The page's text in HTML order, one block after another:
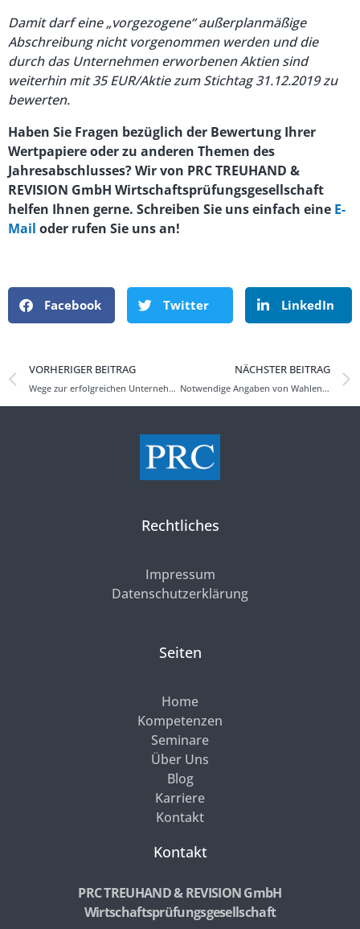
Damit darf eine „vorgezogene“ außerplanmäßige
Abschreibung nicht vorgenommen werden und die
durch das Unternehmen erworbenen Aktien sind
weiterhin mit 35 EUR/Aktie zum Stichtag 31.12.2019 zu
bewerten.
Haben Sie Fragen bezüglich der Bewertung Ihrer
Wertpapiere oder zu anderen Themen des
Jahresabschlusses? Wir von PRC TREUHAND &
REVISION GmbH Wirtschaftsprüfungsgesellschaft
helfen Ihnen gerne. Schreiben Sie uns einfach eine E-
Mail oder rufen Sie uns an!
Facebook Twitter LinkedIn
VORHERIGER BEITRAG
Wege zur erfolgreichen Unternehmensnachfolge
NÄCHSTER BEITRAG
Notwendige Angaben von Wahlen in Protokollen von Vereinen
Rechtliches
Impressum
Datenschutzerklärung
Seiten
Home
Kompetenzen
Seminare
Über Uns
Blog
Karriere
Kontakt
Kontakt
PRC TREUHAND & REVISION GmbH
Wirtschaftsprüfungsgesellschaft